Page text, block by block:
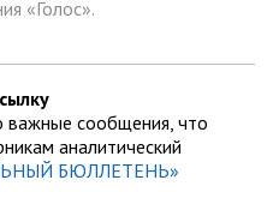
«Голос».
важные сообщения, что
аналитический
БЮЛЛЕТЕНЬ»